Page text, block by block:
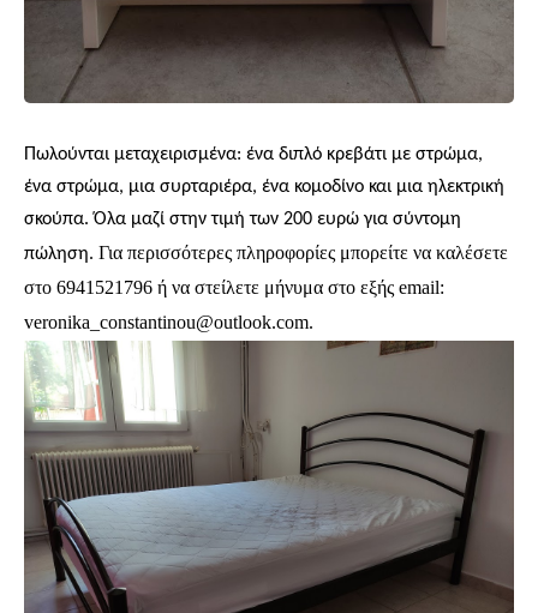
Πωλούνται μεταχειρισμένα: ένα διπλό κρεβάτι με στρώμα,
ένα στρώμα, μια συρταριέρα, ένα κομοδίνο και μια ηλεκτρική
σκούπα. Όλα μαζί στην τιμή των 200 ευρώ για σύντομη
πώληση. Για περισσότερες πληροφορίες μπορείτε να καλέσετε
στο 6941521796 ή να στείλετε μήνυμα στο εξής email:
veronika_constantinou@outlook.com.